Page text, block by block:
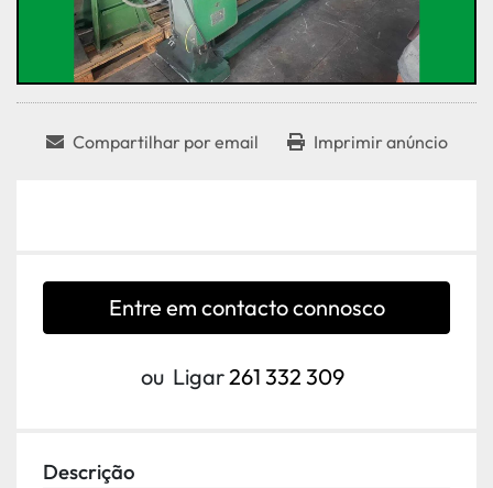
Compartilhar por email Imprimir anúncio
Entre em contacto connosco
ou Ligar261 332 309
Descrição